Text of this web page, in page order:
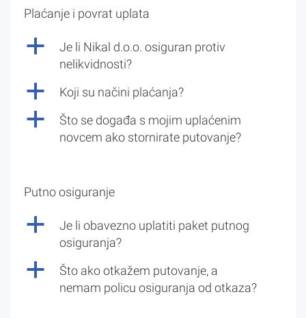
Plaćanje i povrat uplata
a
Je li Nikal d.o.o. osiguran protiv
nelikvidnosti?
a Koji su načini plaćanja?
a
Što se događa s mojim uplaćenim
novcem ako stornirate putovanje?
Putno osiguranje
a
Je li obavezno uplatiti paket putnog
osiguranja?
a
Što ako otkažem putovanje, a
nemam policu osiguranja od otkaza?